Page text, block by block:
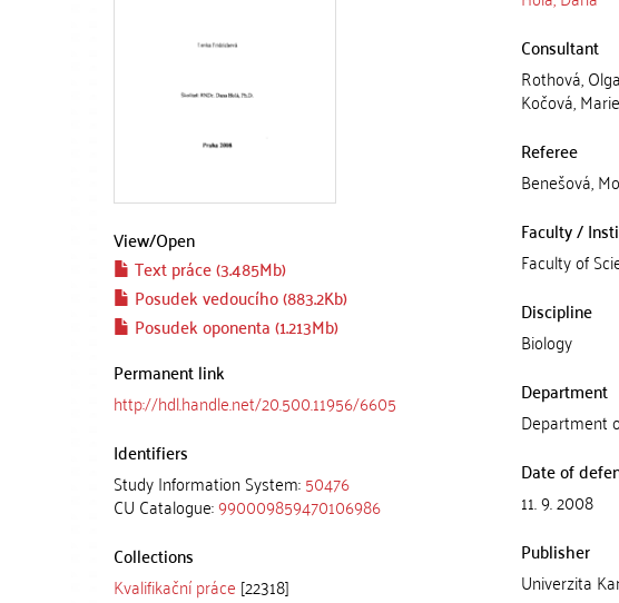
View/Open
Text práce (3.485Mb)
Posudek vedoucího (883.2Kb)
Posudek oponenta (1.213Mb)
Permanent link
http://hdl.handle.net/20.500.11956/6605
Identifiers
Study Information System:50476
CU Catalogue:990009859470106986
Collections
Kvalifikační práce [22318]
Consultant
Rothová, Olga
Kočová, Marie
Referee
Benešová,
Faculty /
Faculty of
Discipline
Biology
Department
Department
Date of
11. 9. 2008
Publisher
Univerzita